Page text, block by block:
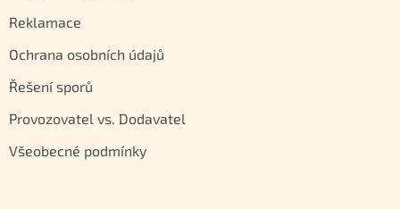
Reklamace
Ochrana osobních údajů
Řešení sporů
Provozovatel vs. Dodavatel
Všeobecné podmínky